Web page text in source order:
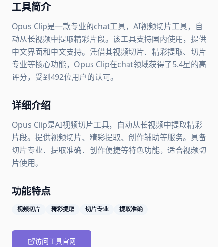
工具简介
Opus Clip是一款专业的chat工具，AI视频切片工具，自
动从长视频中提取精彩片段。该工具支持国内使用，提供
中文界面和中文支持。凭借其视频切片、精彩提取、切片
专业等核心功能，Opus Clip在chat领域获得了5.4星的高
评分，受到492位用户的认可。
详细介绍
Opus Clip是AI视频切片工具，自动从长视频中提取精彩
片段。提供视频切片、精彩提取、创作辅助等服务。具备
切片专业、提取准确、创作便捷等特色功能，适合视频切
片使用。
功能特点
视频切片 精彩提取 切片专业 提取准确
访问工具官网